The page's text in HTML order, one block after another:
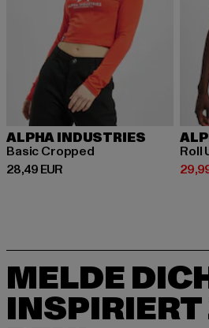
ALPHA INDUSTRIES
Basic Cropped
28,49 EUR
Derzeitiger Preis: 28,49 EUR
Roll
MELDE
INSPIRIERT